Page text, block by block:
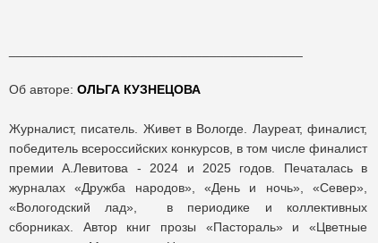
Об авторе: ОЛЬГА КУЗНЕЦОВА
Журналист, писатель. Живет в Вологде. Лауреат, финалист,
победитель всероссийских конкурсов, в том числе финалист
премии А.Левитова - 2024 и 2025 годов. Печаталась в
журналах «Дружба народов», «День и ночь», «Север»,
«Вологодский лад», в периодике и коллективных
сборниках. Автор книг прозы «Пастораль» и «Цветные